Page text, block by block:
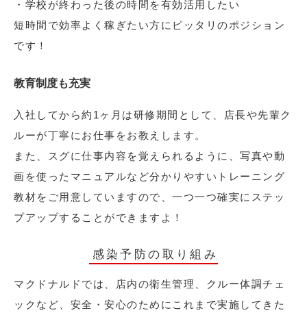
・学校が終わった後の時間を有効活用したい
短時間で効率よく稼ぎたい方にピッタリのポジション
です！
教育制度も充実
入社してから約1ヶ月は研修期間として、店長や先輩ク
ルーが丁寧にお仕事をお教えします。
また、スグに仕事内容を覚えられるように、写真や動
画を使ったマニュアルなど分かりやすいトレーニング
教材をご用意していますので、一つ一つ確実にステッ
プアップすることができますよ！
感染予防の取り組み
マクドナルドでは、店内の衛生管理、クルー体調チェ
ックなど、安全・安心のためにこれまで実施してきた